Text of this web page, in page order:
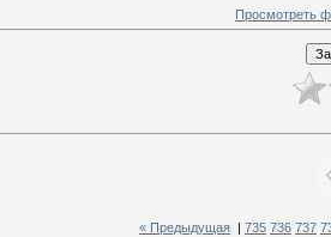
Просмотреть
« Предыдущая 735 736 737